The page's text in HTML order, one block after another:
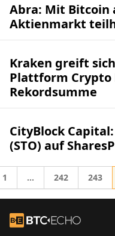
Abra: Mit
Aktienmarkt
Kraken greift
Plattform Crypto
Rekordsumme
CityBlock
(STO) auf
Gehe zur Seite
1 Zwischenseiten
… Gehe zur Seite
242 Gehe
243
Zur Startseite